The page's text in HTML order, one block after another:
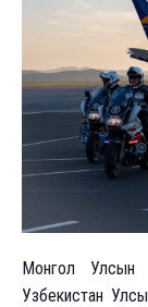
Монгол Улсын
Узбекистан Улсын